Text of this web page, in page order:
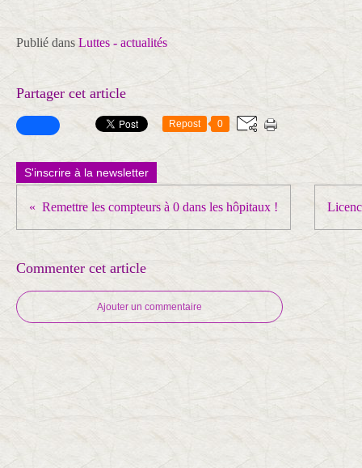
Publié dans Luttes - actualités
Partager cet article
Repost 0
S'inscrire à la newsletter
Remettre les compteurs à 0 dans les hôpitaux !
Commenter cet article
Ajouter un commentaire